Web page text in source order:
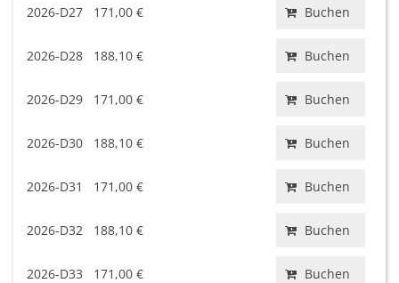
2026-D27 171,00 € Buchen
2026-D28 188,10 € Buchen
2026-D29 171,00 € Buchen
2026-D30 188,10 € Buchen
2026-D31 171,00 € Buchen
2026-D32 188,10 € Buchen
2026-D33 171,00 € Buchen